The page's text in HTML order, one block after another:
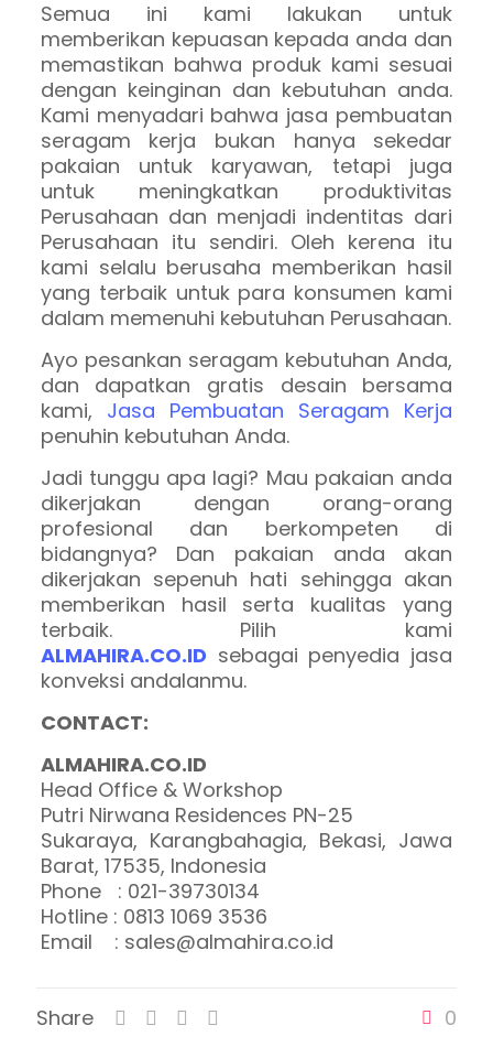
Semua ini kami lakukan untuk
memberikan kepuasan kepada anda dan
memastikan bahwa produk kami sesuai
dengan keinginan dan kebutuhan anda.
Kami menyadari bahwa jasa pembuatan
seragam kerja bukan hanya sekedar
pakaian untuk karyawan, tetapi juga
untuk meningkatkan produktivitas
Perusahaan dan menjadi indentitas dari
Perusahaan itu sendiri. Oleh kerena itu
kami selalu berusaha memberikan hasil
yang terbaik untuk para konsumen kami
dalam memenuhi kebutuhan Perusahaan.
Ayo pesankan seragam kebutuhan Anda,
dan dapatkan gratis desain bersama
kami, Jasa Pembuatan Seragam Kerja
penuhin kebutuhan Anda.
Jadi tunggu apa lagi? Mau pakaian anda
dikerjakan dengan orang-orang
profesional dan berkompeten di
bidangnya? Dan pakaian anda akan
dikerjakan sepenuh hati sehingga akan
memberikan hasil serta kualitas yang
terbaik. Pilih kami
ALMAHIRA.CO.ID sebagai penyedia jasa
konveksi andalanmu.
CONTACT:
ALMAHIRA.CO.ID
Head Office & Workshop
Putri Nirwana Residences PN-25
Sukaraya, Karangbahagia, Bekasi, Jawa
Barat, 17535, Indonesia
Phone : 021-39730134
Hotline : 0813 1069 3536
Email : sales@almahira.co.id
Share 0